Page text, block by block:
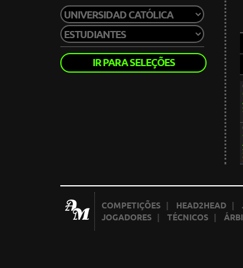
IR PARA SELEÇÕES
COMPETIÇÕES HEAD2HEAD |
JOGADORES |TÉCNICOS |